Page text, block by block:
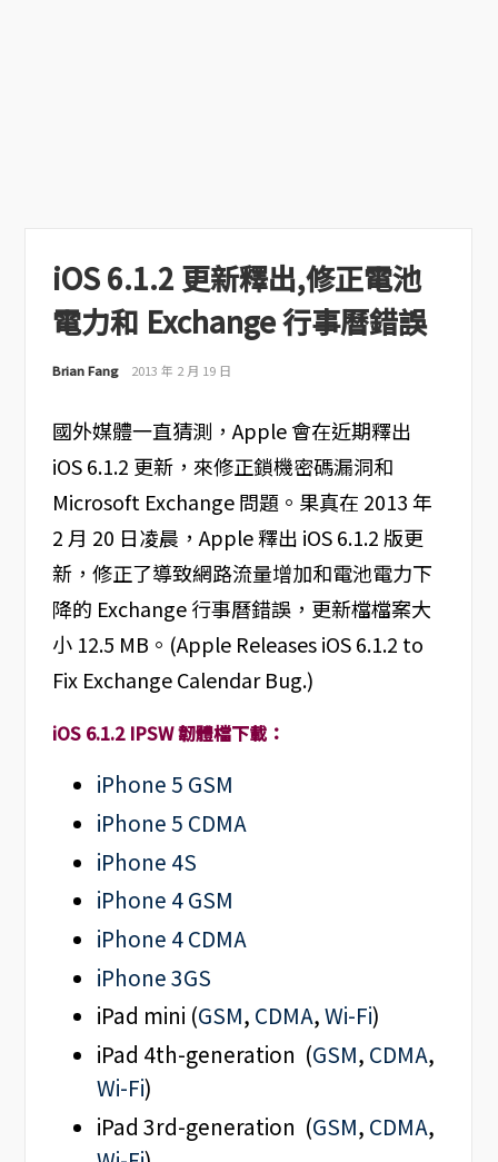
iOS 6.1.2 更新釋出,修正電池
電力和 Exchange 行事曆錯誤
Brian Fang 2013 年 2 月 19 日
國外媒體一直猜測，Apple 會在近期釋出
iOS 6.1.2 更新，來修正鎖機密碼漏洞和
Microsoft Exchange 問題。果真在 2013 年
2 月 20 日凌晨，Apple 釋出 iOS 6.1.2 版更
新，修正了導致網路流量增加和電池電力下
降的 Exchange 行事曆錯誤，更新檔檔案大
小 12.5 MB。(Apple Releases iOS 6.1.2 to
Fix Exchange Calendar Bug.)
iOS 6.1.2 IPSW 韌體檔下載：
iPhone 5 GSM
iPhone 5 CDMA
iPhone 4S
iPhone 4 GSM
iPhone 4 CDMA
iPhone 3GS
iPad mini (GSM, CDMA,Wi-Fi)
iPad 4th-generation (GSM, CDMA,
Wi-Fi)
iPad 3rd-generation (GSM, CDMA,